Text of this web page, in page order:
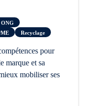
ONG
Recyclage
marque et sa
mobiliser ses